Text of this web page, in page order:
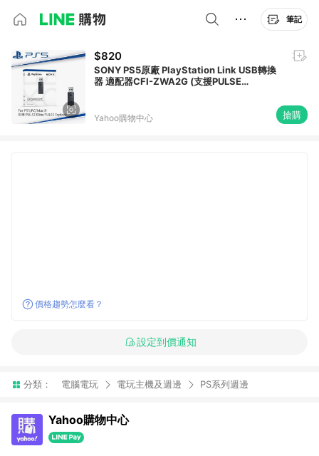
筆記
$820
SONY PS5原廠 PlayStation Link USB轉換
器 適配器CFI-ZWA2G (支援PULSE
Yahoo購物中心 搶購
價格趨勢怎麼看？
設定到價通知
分類： 電腦電玩 電玩主機及週邊 PS系列週邊
Yahoo購物中心